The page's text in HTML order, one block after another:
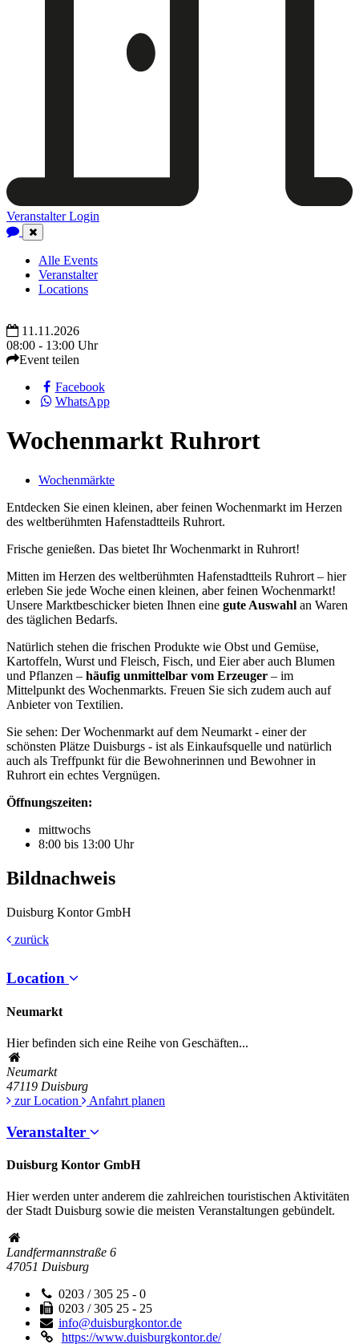
Veranstalter Login
Close
Navigation
Alle Events
Veranstalter
Locations
11.11.2026
08:00 - 13:00 Uhr
Event teilen
Facebook
WhatsApp
Wochenmarkt Ruhrort
Wochenmärkte
Entdecken Sie einen kleinen, aber feinen Wochenmarkt im Herzen
des weltberühmten Hafenstadtteils Ruhrort.
Frische genießen. Das bietet Ihr Wochenmarkt in Ruhrort!
Mitten im Herzen des weltberühmten Hafenstadtteils Ruhrort – hier
erleben Sie jede Woche einen kleinen, aber feinen Wochenmarkt!
Unsere Marktbeschicker bieten Ihnen eine gute Auswahl an Waren
des täglichen Bedarfs.
Natürlich stehen die frischen Produkte wie Obst und Gemüse,
Kartoffeln, Wurst und Fleisch, Fisch, und Eier aber auch Blumen
und Pflanzen – häufig unmittelbar vom Erzeuger – im
Mittelpunkt des Wochenmarkts. Freuen Sie sich zudem auch auf
Anbieter von Textilien.
Sie sehen: Der Wochenmarkt auf dem Neumarkt - einer der
schönsten Plätze Duisburgs - ist als Einkaufsquelle und natürlich
auch als Treffpunkt für die Bewohnerinnen und Bewohner in
Ruhrort ein echtes Vergnügen.
Öffnungszeiten:
mittwochs
8:00 bis 13:00 Uhr
Bildnachweis
Duisburg Kontor GmbH
zurück
Location
Neumarkt
Hier befinden sich eine Reihe von Geschäften...
Neumarkt
47119 Duisburg
zur Location
Anfahrt planen
Veranstalter
Duisburg Kontor GmbH
Hier werden unter anderem die zahlreichen touristischen Aktivitäten
der Stadt Duisburg sowie die meisten Veranstaltungen gebündelt.
Landfermannstraße 6
47051 Duisburg
0203 / 305 25 - 0
0203 / 305 25 - 25
info@duisburgkontor.de
https://www.duisburgkontor.de/